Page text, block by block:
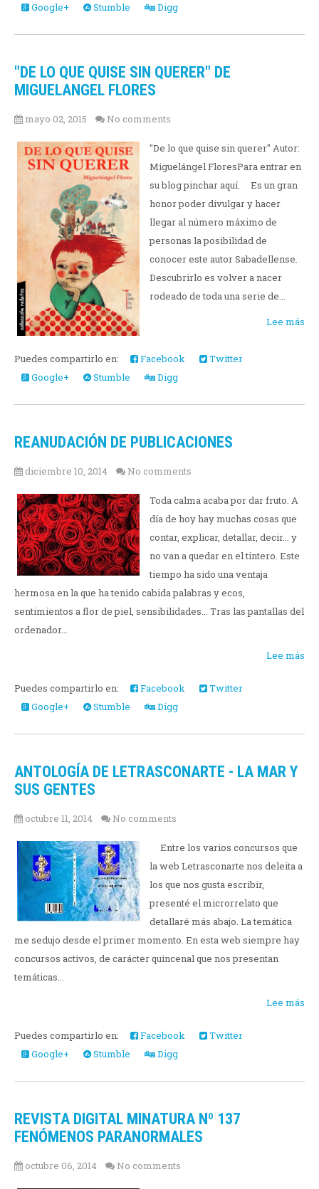
Google+
Stumble Digg
"DE LO QUE QUISE SIN QUERER" DE
MIGUELANGEL FLORES
mayo 02, 2015 No comments
"De lo que quise sin querer" Autor:
Miguelángel FloresPara entrar en
su blog pinchar aquí. Es un gran
honor poder divulgar y hacer
llegar al número máximo de
personas la posibilidad de
conocer este autor Sabadellense.
Descubrirlo es volver a nacer
rodeado de toda una serie de...
Lee más
Puedes compartirlo en: Facebook
Twitter
Google+
Stumble Digg
REANUDACIÓN DE PUBLICACIONES
diciembre 10, 2014 No comments
Toda calma acaba por dar fruto. A
día de hoy hay muchas cosas que
contar, explicar, detallar, decir... y
no van a quedar en el tintero. Este
tiempo ha sido una ventaja
hermosa en la que ha tenido cabida palabras y ecos,
sentimientos a flor de piel, sensibilidades... Tras las pantallas del
ordenador...
Lee más
Puedes compartirlo en: Facebook
Twitter
Google+
Stumble Digg
ANTOLOGÍA DE LETRASCONARTE - LA MAR Y
SUS GENTES
octubre 11, 2014 No comments
Entre los varios concursos que
la web Letrasconarte nos deleita a
los que nos gusta escribir,
presenté el microrrelato que
detallaré más abajo. La temática
me sedujo desde el primer momento. En esta web siempre hay
concursos activos, de carácter quincenal que nos presentan
temáticas...
Lee más
Puedes compartirlo en: Facebook
Twitter
Google+
Stumble Digg
REVISTA DIGITAL MINATURA Nº 137
FENÓMENOS PARANORMALES
octubre 06, 2014 No comments